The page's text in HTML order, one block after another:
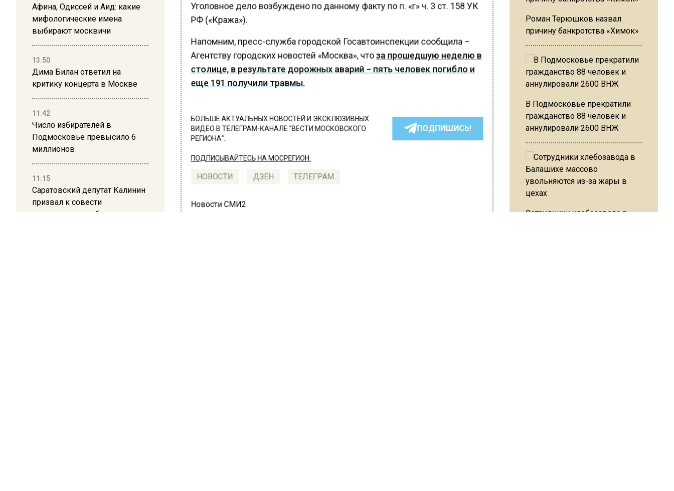
Афина, Одиссей и Аид: какие
мифологические имена
выбирают москвичи
13:50
Дима Билан ответил на
критику концерта в Москве
11:42
Число избирателей в
Подмосковье превысило 6
миллионов
11:15
Саратовский депутат Калинин
призвал к совести
ветеранское сообщество
Уголовное дело возбуждено по данному факту по п. «г» ч. 3 ст. 158 УК
РФ («Кража»).
Напомним, пресс-служба городской Госавтоинспекции сообщила −
Агентству городских новостей «Москва», чтоза прошедшую неделю в
столице, в результате дорожных аварий − пять человек погибло и
еще 191 получили травмы.
БОЛЬШЕ АКТУАЛЬНЫХ НОВОСТЕЙ И ЭКСКЛЮЗИВНЫХ
ВИДЕО В ТЕЛЕГРАМ-КАНАЛЕ "ВЕСТИ МОСКОВСКОГО
РЕГИОНА".
ПОДПИШИСЬ!
ПОДПИСЫВАЙТЕСЬ НА МОСРЕГИОН:
НОВОСТИ ДЗЕН ТЕЛЕГРАМ
Новости СМИ2
Роман Терюшков назвал
причину банкротства «Химок»
В Подмосковье прекратили
гражданство 88 человек и
аннулировали 2600 ВНЖ
Сотрудники хлебозавода в